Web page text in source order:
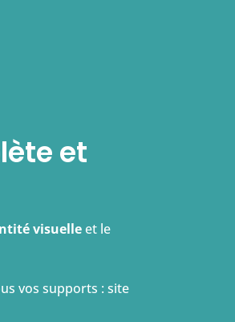
et
visuelleet le
vos supports : site